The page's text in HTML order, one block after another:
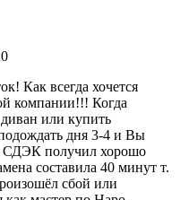
Как всегда хочется
компании!!! Когда
или купить
дня 3-4 и Вы
СДЭК получил хорошо
составила 40 минут т.
сбой или